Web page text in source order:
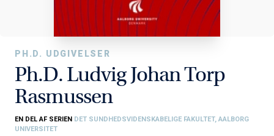
PH.D. UDGIVELSER
Ph.D. Ludvig Johan Torp
Rasmussen
EN DEL AF SERIEN DET SUNDHEDSVIDENSKABELIGE FAKULTET, AALBORG
UNIVERSITET